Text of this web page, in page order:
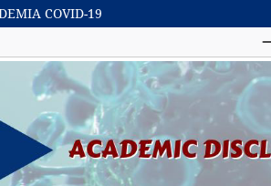
COVID-19